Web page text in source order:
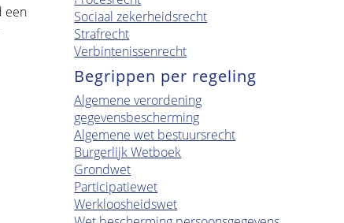
een
Sociaal zekerheidsrecht
Strafrecht
Verbintenissenrecht
Begrippen per regeling
Algemene verordening
gegevensbescherming
Algemene wet bestuursrecht
Burgerlijk Wetboek
Grondwet
Participatiewet
Werkloosheidswet